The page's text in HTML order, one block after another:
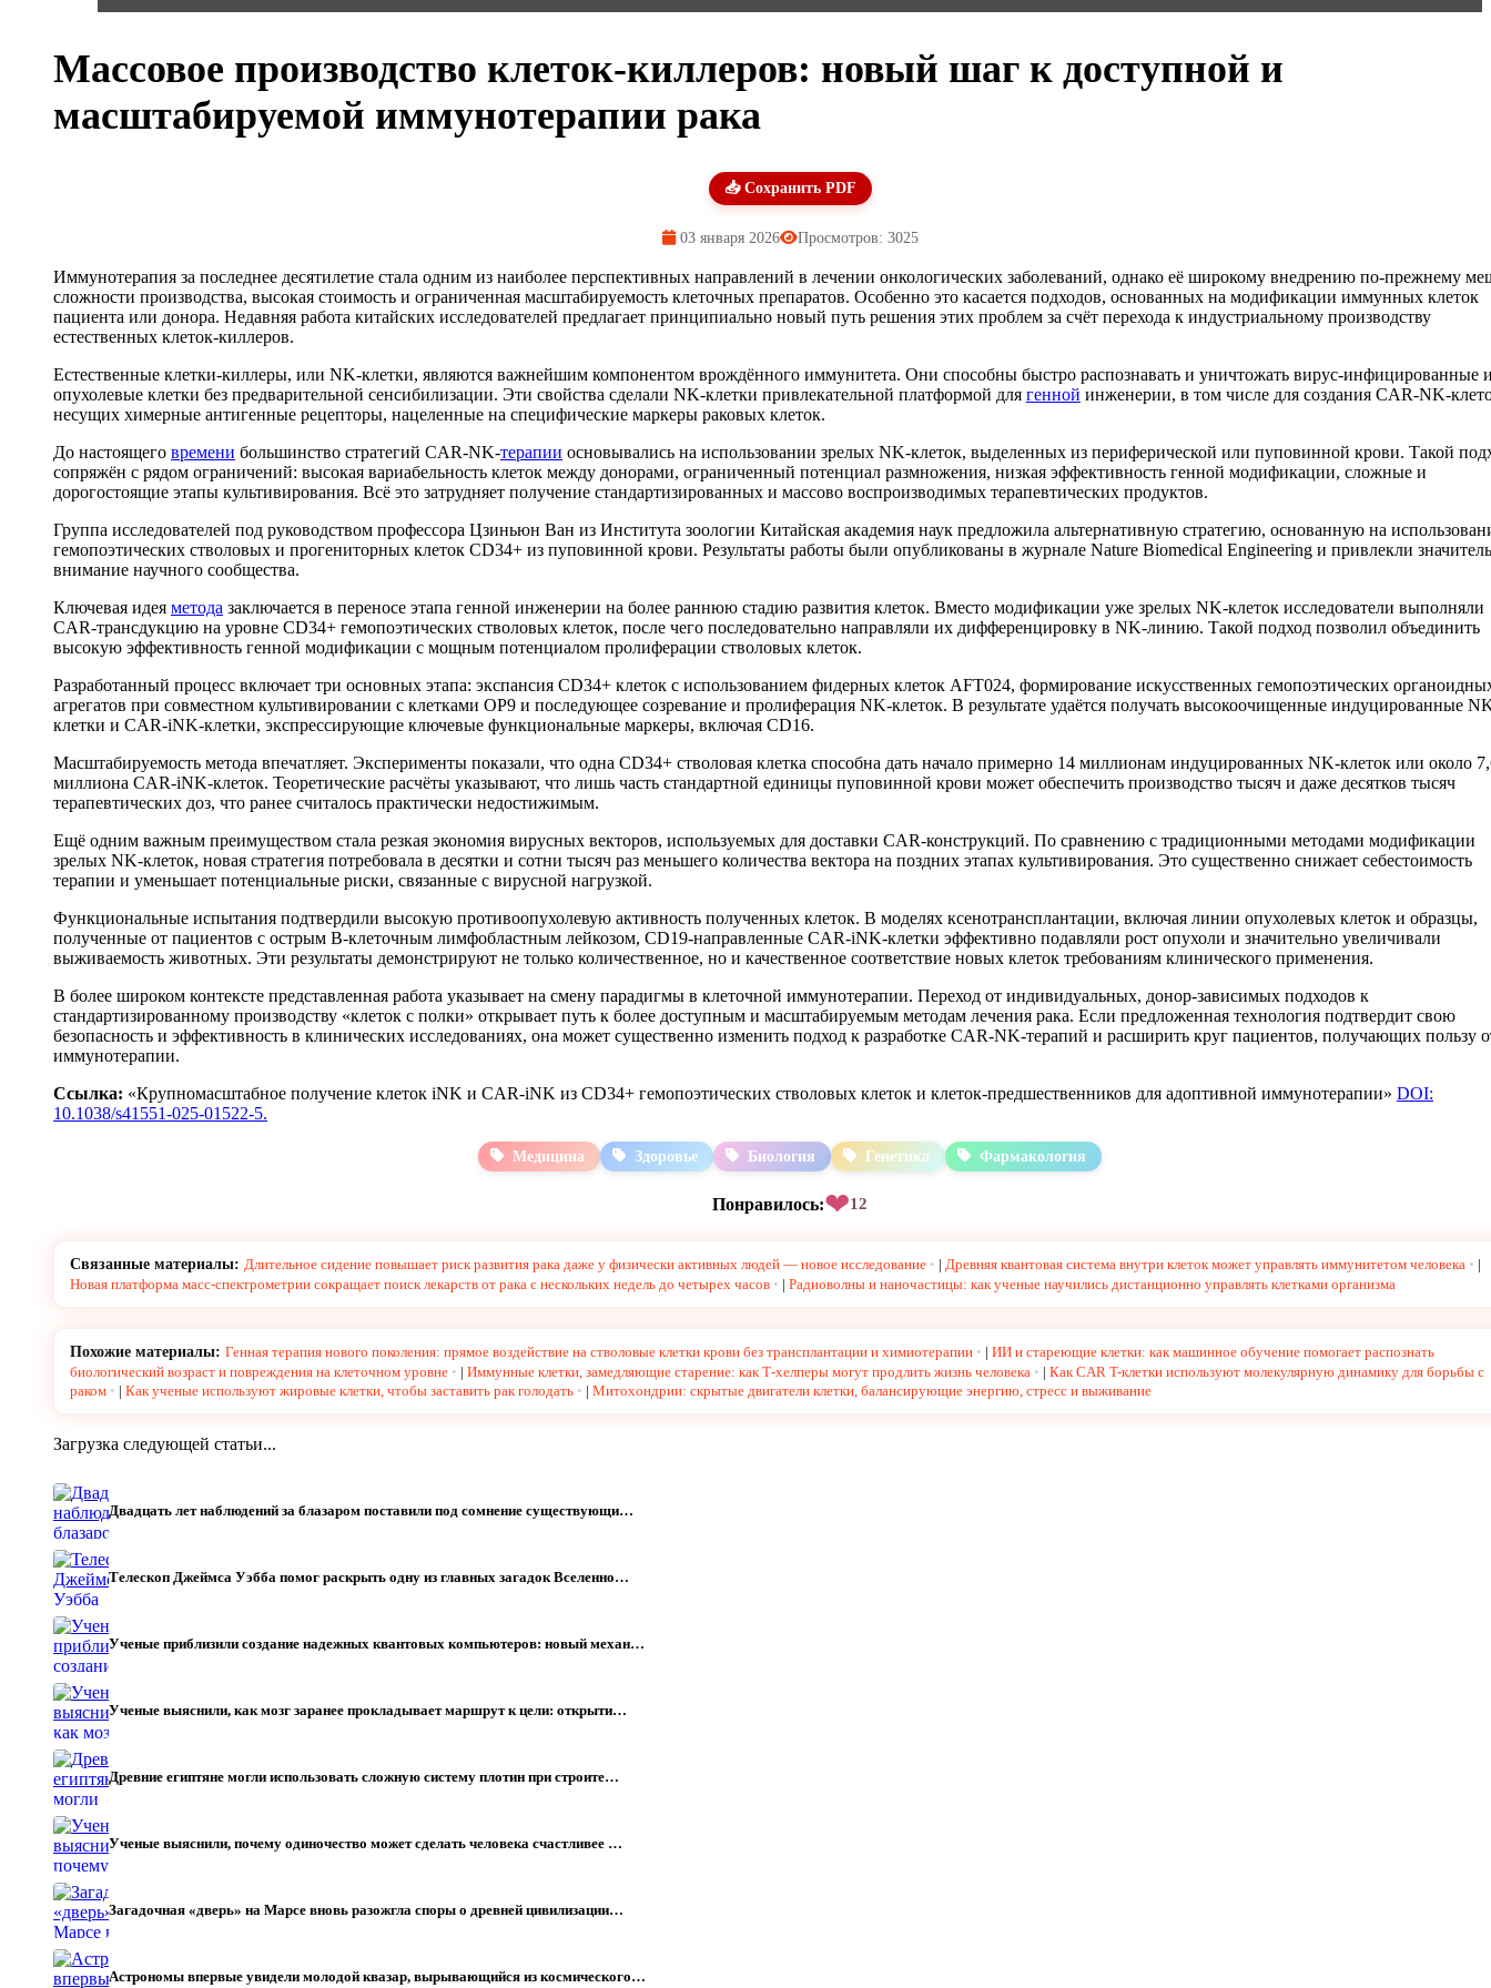
Массовое производство клеток-киллеров: новый шаг к доступной и
масштабируемой иммунотерапии рака
📥 Сохранить PDF
03 января 2026 Просмотров: 3025
Иммунотерапия за последнее десятилетие стала одним из наиболее перспективных направлений в лечении онкологических заболеваний, однако её широкому внедрению по-прежнему
сложности производства, высокая стоимость и ограниченная масштабируемость клеточных препаратов. Особенно это касается подходов, основанных на модификации иммунных клеток
пациента или донора. Недавняя работа китайских исследователей предлагает принципиально новый путь решения этих проблем за счёт перехода к индустриальному производству
естественных клеток-киллеров.
Естественные клетки-киллеры, или NK-клетки, являются важнейшим компонентом врождённого иммунитета. Они способны быстро распознавать и уничтожать вирус-инфицированные
опухолевые клетки без предварительной сенсибилизации. Эти свойства сделали NK-клетки привлекательной платформой для генной инженерии, в том числе для создания CAR-NK-
несущих химерные антигенные рецепторы, нацеленные на специфические маркеры раковых клеток.
До настоящего времени большинство стратегий CAR-NK-терапии основывались на использовании зрелых NK-клеток, выделенных из периферической или пуповинной крови. Такой
сопряжён с рядом ограничений: высокая вариабельность клеток между донорами, ограниченный потенциал размножения, низкая эффективность генной модификации, сложные и
дорогостоящие этапы культивирования. Всё это затрудняет получение стандартизированных и массово воспроизводимых терапевтических продуктов.
Группа исследователей под руководством профессора Цзиньюн Ван из Института зоологии Китайская академия наук предложила альтернативную стратегию, основанную на
гемопоэтических стволовых и прогениторных клеток CD34+ из пуповинной крови. Результаты работы были опубликованы в журнале Nature Biomedical Engineering и привлекли
внимание научного сообщества.
Ключевая идея метода заключается в переносе этапа генной инженерии на более раннюю стадию развития клеток. Вместо модификации уже зрелых NK-клеток исследователи выполняли
CAR-трансдукцию на уровне CD34+ гемопоэтических стволовых клеток, после чего последовательно направляли их дифференцировку в NK-линию. Такой подход позволил объединить
высокую эффективность генной модификации с мощным потенциалом пролиферации стволовых клеток.
Разработанный процесс включает три основных этапа: экспансия CD34+ клеток с использованием фидерных клеток AFT024, формирование искусственных гемопоэтических
агрегатов при совместном культивировании с клетками OP9 и последующее созревание и пролиферация NK-клеток. В результате удаётся получать высокоочищенные индуцированные
клетки и CAR-iNK-клетки, экспрессирующие ключевые функциональные маркеры, включая CD16.
Масштабируемость метода впечатляет. Эксперименты показали, что одна CD34+ стволовая клетка способна дать начало примерно 14 миллионам индуцированных NK-клеток или около
миллиона CAR-iNK-клеток. Теоретические расчёты указывают, что лишь часть стандартной единицы пуповинной крови может обеспечить производство тысяч и даже десятков тысяч
терапевтических доз, что ранее считалось практически недостижимым.
Ещё одним важным преимуществом стала резкая экономия вирусных векторов, используемых для доставки CAR-конструкций. По сравнению с традиционными методами модификации
зрелых NK-клеток, новая стратегия потребовала в десятки и сотни тысяч раз меньшего количества вектора на поздних этапах культивирования. Это существенно снижает себестоимость
терапии и уменьшает потенциальные риски, связанные с вирусной нагрузкой.
Функциональные испытания подтвердили высокую противоопухолевую активность полученных клеток. В моделях ксенотрансплантации, включая линии опухолевых клеток и образцы,
полученные от пациентов с острым В-клеточным лимфобластным лейкозом, CD19-направленные CAR-iNK-клетки эффективно подавляли рост опухоли и значительно увеличивали
выживаемость животных. Эти результаты демонстрируют не только количественное, но и качественное соответствие новых клеток требованиям клинического применения.
В более широком контексте представленная работа указывает на смену парадигмы в клеточной иммунотерапии. Переход от индивидуальных, донор-зависимых подходов к
стандартизированному производству «клеток с полки» открывает путь к более доступным и масштабируемым методам лечения рака. Если предложенная технология подтвердит свою
безопасность и эффективность в клинических исследованиях, она может существенно изменить подход к разработке CAR-NK-терапий и расширить круг пациентов, получающих пользу
иммунотерапии.
Ссылка: «Крупномасштабное получение клеток iNK и CAR-iNK из CD34+ гемопоэтических стволовых клеток и клеток-предшественников для адоптивной иммунотерапии» DOI:
10.1038/s41551-025-01522-5.
Медицина Здоровье Биология Генетика Фармакология
Понравилось:❤12
Связанные материалы: Длительное сидение повышает риск развития рака даже у физически активных людей — новое исследование | Древняя квантовая система внутри клеток может управлять иммунитетом человека
|
Новая платформа масс-спектрометрии сокращает поиск лекарств от рака с нескольких недель до четырех часов
| Радиоволны и наночастицы: как ученые научились дистанционно управлять клетками организма
Похожие материалы: Генная терапия нового поколения: прямое воздействие на стволовые клетки крови без трансплантации и химиотерапии | ИИ и стареющие клетки: как машинное обучение помогает распознать
биологический возраст и повреждения на клеточном уровне
| Иммунные клетки, замедляющие старение: как Т-хелперы могут продлить жизнь человека | Как CAR T-клетки используют молекулярную динамику для борьбы с
раком
| Как ученые используют жировые клетки, чтобы заставить рак голодать | Митохондрии: скрытые двигатели клетки, балансирующие энергию, стресс и выживание
Загрузка следующей статьи...
Двадцать лет наблюдений за блазаром поставили под сомнение существующи…
Телескоп Джеймса Уэбба помог раскрыть одну из главных загадок Вселенно…
Ученые приблизили создание надежных квантовых компьютеров: новый механ…
Ученые выяснили, как мозг заранее прокладывает маршрут к цели: открыти…
Древние египтяне могли использовать сложную систему плотин при строите…
Ученые выяснили, почему одиночество может сделать человека счастливее …
Загадочная «дверь» на Марсе вновь разожгла споры о древней цивилизации…
Астрономы впервые увидели молодой квазар, вырывающийся из космического…